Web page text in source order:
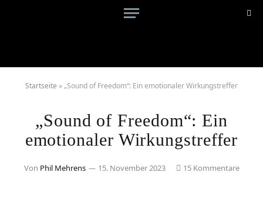
Startseite »„Sound of Freedom“: Ein emotionaler Wirkungstreffer
„Sound of Freedom“: Ein
emotionaler Wirkungstreffer
Von Phil Mehrens 15. November 2023 15 Kommentare